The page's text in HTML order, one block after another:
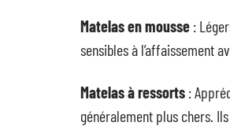
Matelas en mousse :
sensibles à l’affaissement
Matelas à ressorts :
généralement plus chers.